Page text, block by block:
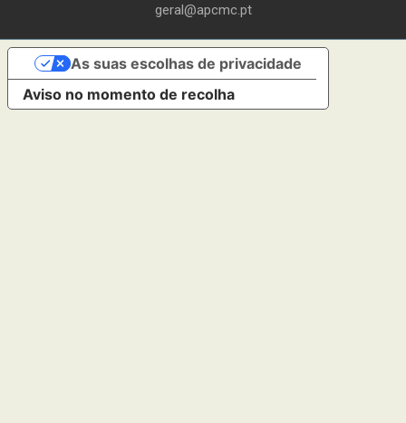
geral@apcmc.pt
Aviso no momento de recolha
As suas escolhas de privacidade